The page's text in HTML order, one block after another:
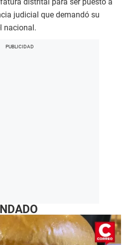
judicial que demandó su
nacional.